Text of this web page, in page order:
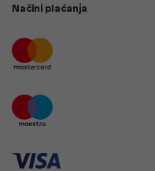
Načini plaćanja